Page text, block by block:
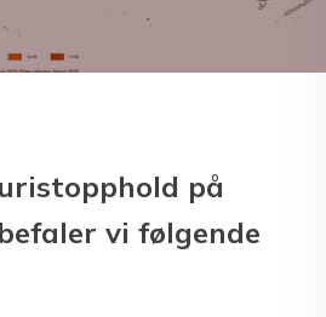
på
vi følgende